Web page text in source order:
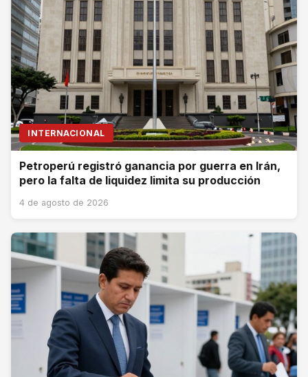
INTERNACIONAL
Petroperú registró ganancia por guerra en Irán,
pero la falta de liquidez limita su producción
4 de agosto de 2026